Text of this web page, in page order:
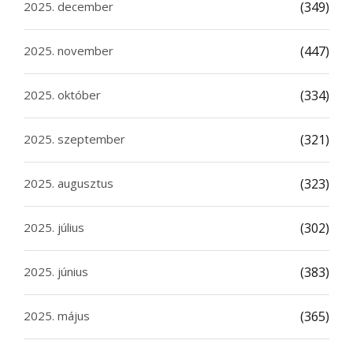
2025. december (349)
2025. november (447)
2025. október (334)
2025. szeptember (321)
2025. augusztus (323)
2025. július (302)
2025. június (383)
2025. május (365)